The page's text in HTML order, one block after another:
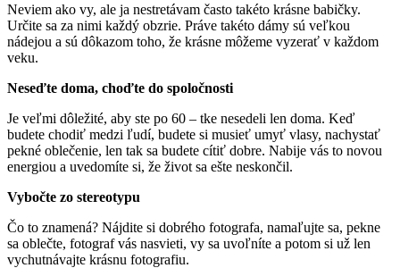
Neviem ako vy, ale ja nestretávam často takéto krásne babičky.
Určite sa za nimi každý obzrie. Práve takéto dámy sú veľkou
nádejou a sú dôkazom toho, že krásne môžeme vyzerať v každom
veku.
Neseďte doma, choďte do spoločnosti
Je veľmi dôležité, aby ste po 60 – tke nesedeli len doma. Keď
budete chodiť medzi ľudí, budete si musieť umyť vlasy, nachystať
pekné oblečenie, len tak sa budete cítiť dobre. Nabije vás to novou
energiou a uvedomíte si, že život sa ešte neskončil.
Vybočte zo stereotypu
Čo to znamená? Nájdite si dobrého fotografa, namaľujte sa, pekne
sa oblečte, fotograf vás nasvieti, vy sa uvoľníte a potom si už len
vychutnávajte krásnu fotografiu.